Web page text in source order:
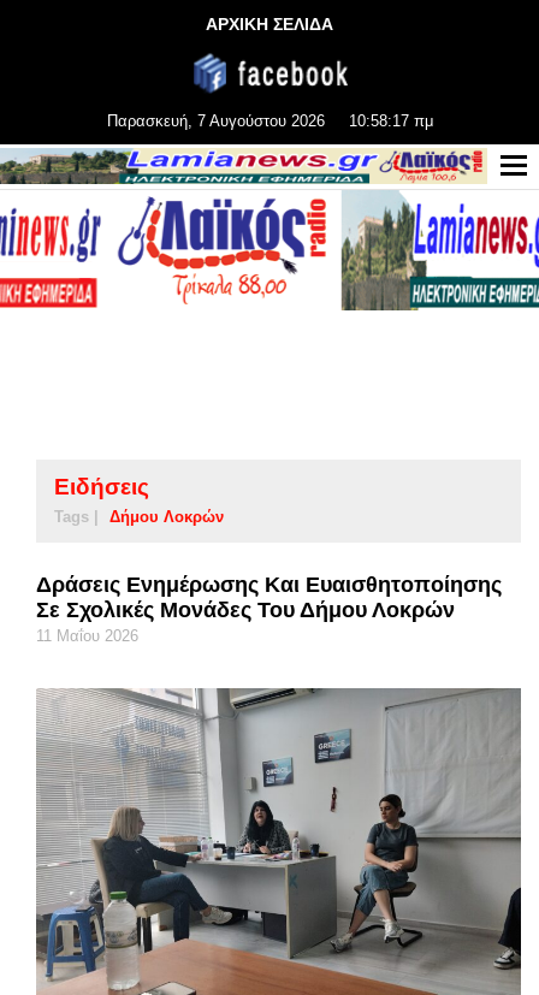
ΑΡΧΙΚΗ ΣΕΛΙΔΑ
Παρασκευή, 7 Αυγούστου 2026 10:58:17 πμ
Ειδήσεις
Tags | Δήμου Λοκρών
Δράσεις Ενημέρωσης Και Ευαισθητοποίησης
Σε Σχολικές Μονάδες Του Δήμου Λοκρών
11 Μαΐου 2026